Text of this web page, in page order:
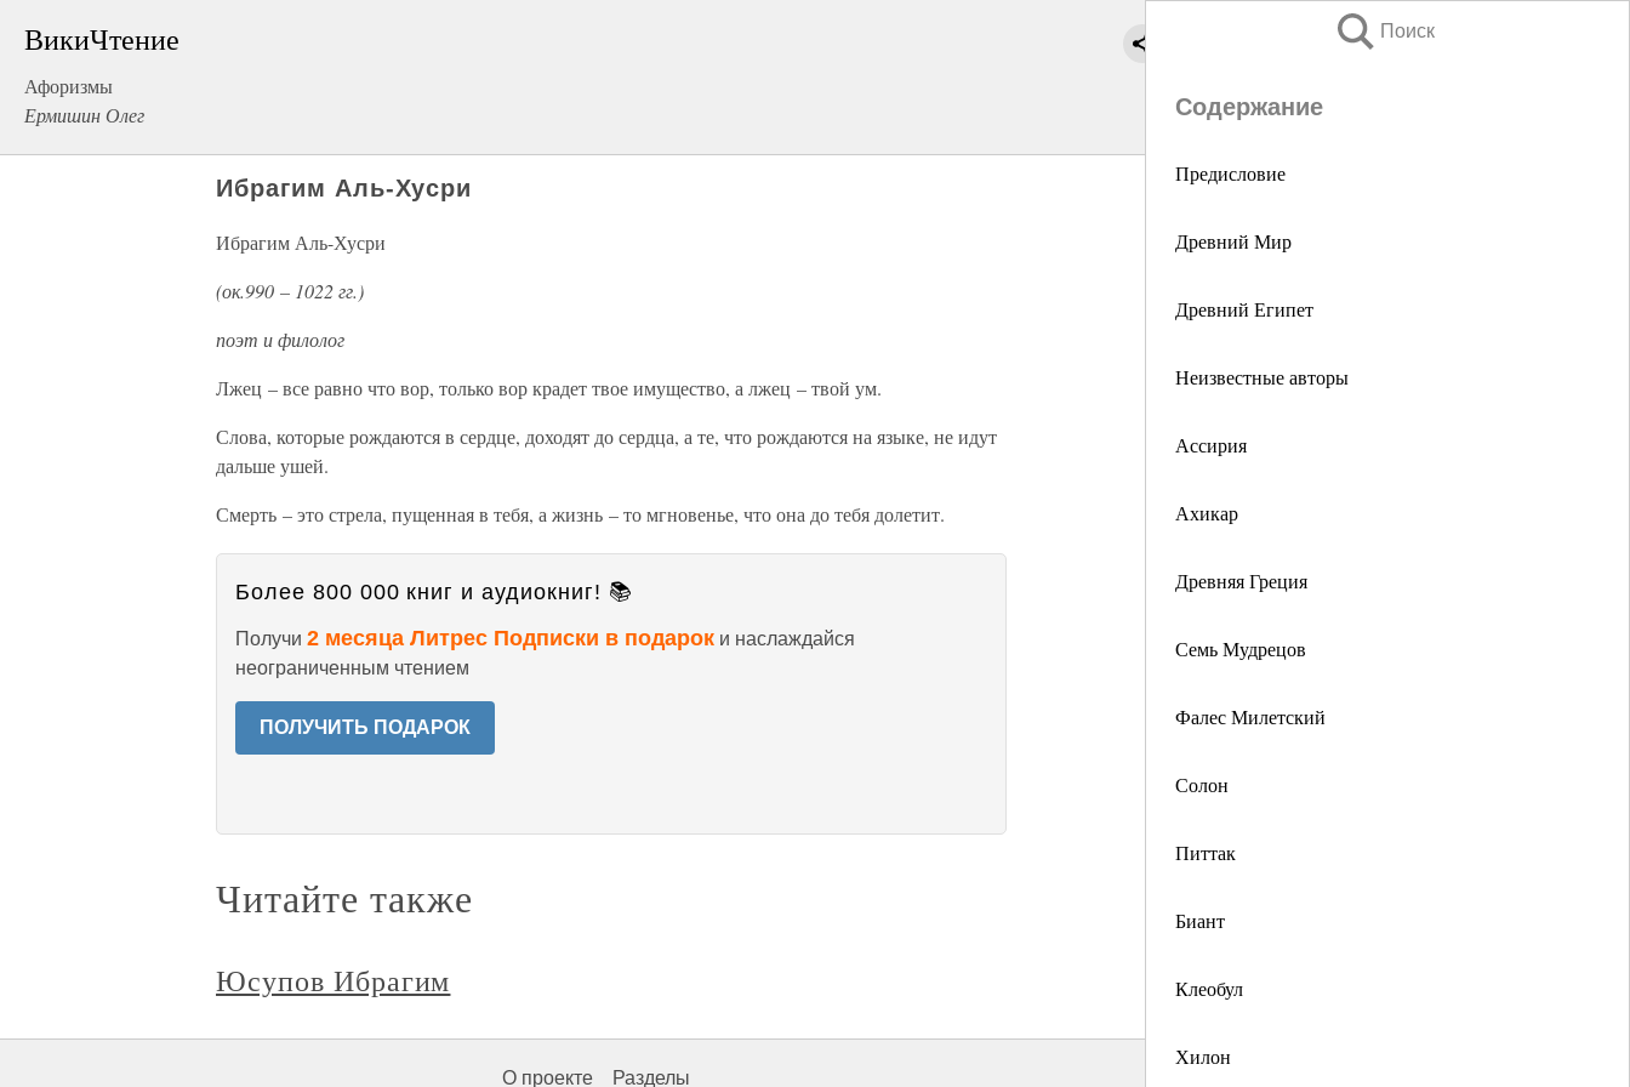
ВикиЧтение
Афоризмы
Ермишин Олег
Поиск
Содержание
Предисловие
Древний Мир
Древний Египет
Неизвестные авторы
Ассирия
Ахикар
Древняя Греция
Семь Мудрецов
Фалес Милетский
Солон
Питтак
Биант
Клеобул
Хилон
Ибрагим Аль-Хусри
Ибрагим Аль-Хусри
(ок.990 – 1022 гг.)
поэт и филолог
Лжец – все равно что вор, только вор крадет твое имущество, а лжец – твой ум.
Слова, которые рождаются в сердце, доходят до сердца, а те, что рождаются на языке, не идут
дальше ушей.
Смерть – это стрела, пущенная в тебя, а жизнь – то мгновенье, что она до тебя долетит.
Более 800 000 книг и аудиокниг! 📚
Получи 2 месяца Литрес Подписки в подарок и наслаждайся
неограниченным чтением
ПОЛУЧИТЬ ПОДАРОК
Читайте также
Юсупов Ибрагим
О проекте Разделы